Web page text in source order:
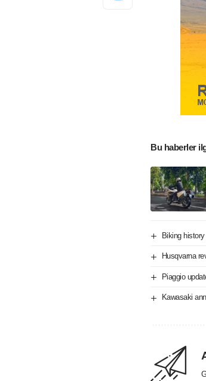
Bu haberler
Biking
Husqvarna
Piaggio
Kawasaki